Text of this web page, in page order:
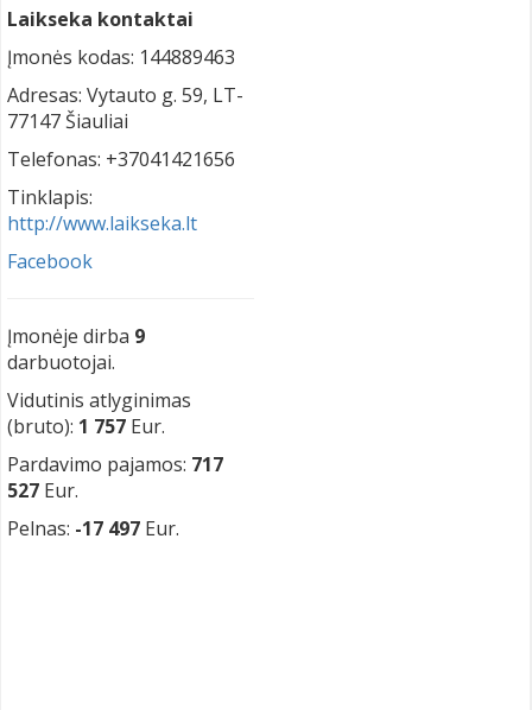
Laikseka kontaktai
Įmonės kodas: 144889463
Adresas: Vytauto g. 59, LT-
77147 Šiauliai
Telefonas: +37041421656
Tinklapis:
http://www.laikseka.lt
Facebook
Įmonėje dirba 9
darbuotojai.
Vidutinis atlyginimas
(bruto): 1 757 Eur.
Pardavimo pajamos: 717
527 Eur.
Pelnas: -17 497 Eur.